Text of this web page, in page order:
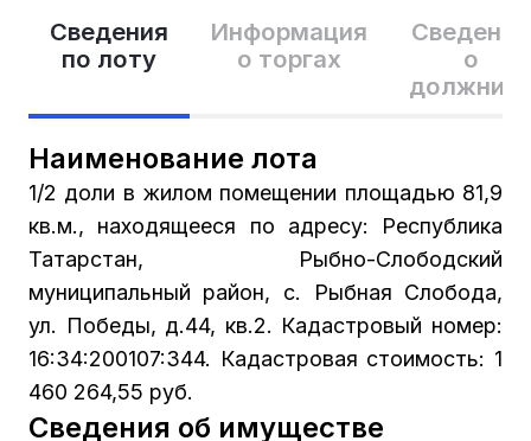
Сведения
по лоту
Информация
о торгах
Сведения
о
Наименование лота
1/2 доли в жилом помещении площадью 81,9
кв.м., находящееся по адресу: Республика
Татарстан, Рыбно-Слободский
муниципальный район, с. Рыбная Слобода,
ул. Победы, д.44, кв.2. Кадастровый номер:
16:34:200107:344. Кадастровая стоимость: 1
460 264,55 руб.
Сведения об имуществе